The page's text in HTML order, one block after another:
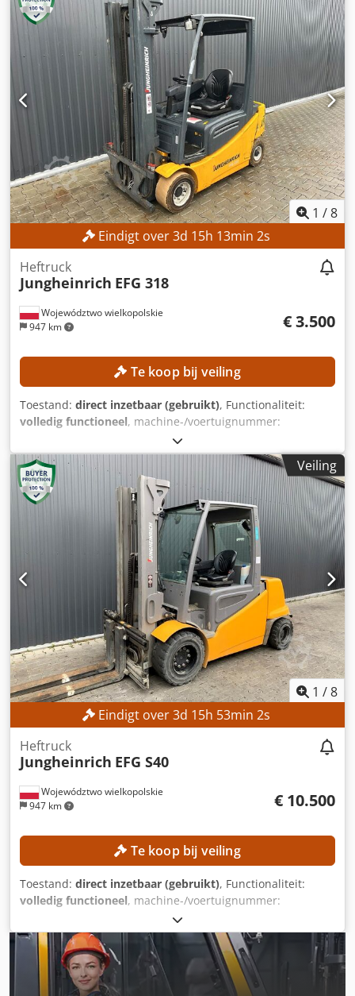
triplex , bouwhoogte:2.134 mm
, Geen minimum prijs –
gegarandeerde verkoop tegen het hoogste bod!
TECHNISCHE DETAILS Draagvermogen: 2.500 kg
Lastzwaartepunt: 500 mm Hefhoogte: 4.610 mm Vrije
hefhoogte: 1.394 mm Masttype: Triplex Bouwhoogte: 2.134
mm Dcsdpszpyibefx Ai Uek Type voorband:
Superelastische band, zwart Type achterband:
Superelastische band, zwart Staat van de banden: 70%
MACHINE DETAILS Aandrijf type: Diesel Bedrijfstijden:
5.061,0 uur Motorvermogen: 45 kW Eigen gewicht: 4.648 kg
UITRUSTING - Verlichting - Zijverschuiving - Bediening met
één pedaal - 3 LED-werklampen
1 /8
Eindigt over3d 15h 12min 59s
Województwo wielkopolskie
947 km
Heftruck
Jungheinrich EFG 318
€ 3.500
Te koop bij veiling
Toestand: direct inzetbaar (gebruikt), Functionaliteit:
volledig functioneel, machine-/voertuignummer:
, bedrijfsturen:
hefhoogte:4.700 mm, vrije hefhoogte:1.490 mm,
masttype:
triplex , bouwhoogte:
, Geen
minimumprijs – gegarandeerde verkoop tegen het hoogste
bod! TECHNISCHE SPECIFICATIES Dcodpfx Aezrlxgei Uek
Vrije heffhoogte: 1.490 mm Heffhoogte: 4.700 mm
Bouwhoogte: 2.132 mm MACHINEGEGEVENS Masttype:
Triplex Batterijspanning: 48 V Batterijcapaciteit: 625 Ah
Bouwjaar batterij: 2015 Hydraulische ventielen: 3e/4e
ventiel op de vorkendrager Bedrijfstijden: 15.254 uur
UITRUSTING Triplex-hefmast met vrije heffhoogte 3e/4e
hydraulisch ventiel op de vorkendrager Acculader Externe
referentie: SL9789SP
Veiling
1 /8
Eindigt over3d 15h 52min 59s
Województwo wielkopolskie
947 km
Heftruck
Jungheinrich EFG S40
€ 10.500
Te koop bij veiling
Toestand: direct inzetbaar (gebruikt), Functionaliteit:
volledig functioneel, machine-/voertuignummer:
, bedrijfsturen:
hefhoogte:3.540 mm, masttype:duplex, bouwhoogte:
2.520 mm, Uitrusting: zijverschuiving, Geen minimumprijs
– gegarandeerde verkoop tegen het hoogste bod!
TECHNISCHE GEGEVENS Hefhoogte: 3.540 mm Djdpfx